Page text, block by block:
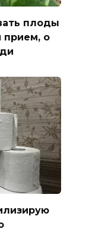
плоды
прием, о